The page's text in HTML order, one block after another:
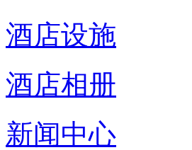
酒店设施
酒店相册
新闻中心